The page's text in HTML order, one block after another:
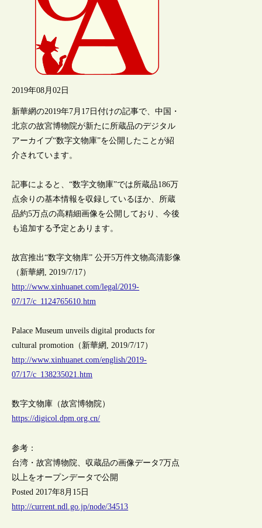
2019年08月02日
新華網の2019年7月17日付けの記事で、中国・
北京の故宮博物院が新たに所蔵品のデジタル
アーカイブ“数字文物庫”を公開したことが紹
介されています。
記事によると、“数字文物庫”では所蔵品186万
点余りの基本情報を収録しているほか、所蔵
品約5万点の高精細画像を公開しており、今後
も追加する予定とあります。
故宫推出“数字文物库” 公开5万件文物高清影像
（新華網, 2019/7/17）
http://www.xinhuanet.com/legal/2019-
07/17/c_1124765610.htm
Palace Museum unveils digital products for
cultural promotion（新華網, 2019/7/17）
http://www.xinhuanet.com/english/2019-
07/17/c_138235021.htm
数字文物庫（故宮博物院）
https://digicol.dpm.org.cn/
参考：
台湾・故宮博物院、収蔵品の画像データ7万点
以上をオープンデータで公開
Posted 2017年8月15日
http://current.ndl.go.jp/node/34513